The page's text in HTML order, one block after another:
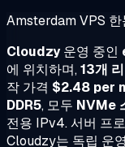
Amsterdam VPS 한
Cloudzy운영 중인
에 위치하며,13개
작 가격 $2.48 per
DDR5, 모두 NVMe
전용 IPv4. 서버 프
Cloudzy는 독립 운